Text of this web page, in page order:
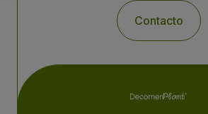
Contacto